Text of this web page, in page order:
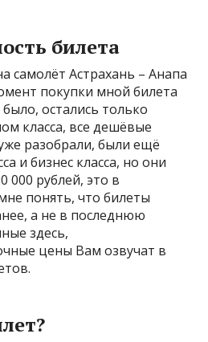
билета
самолёт Астрахань – Анапа
покупки мной билета
остались только
класса, все дешёвые
разобрали, были ещё
и бизнес класса, но они
000 рублей, это в
понять, что билеты
а не в последнюю
здесь,
цены Вам озвучат в